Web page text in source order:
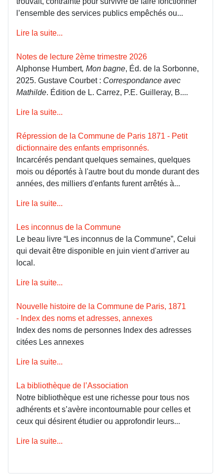
l’ensemble des services publics empêchés ou...
Lire la suite...
Notes de lecture 2ème trimestre 2026
Alphonse Humbert, Mon bagne, Éd. de la Sorbonne,
2025. Gustave Courbet : Correspondance avec
Mathilde. Édition de L. Carrez, P.E. Guilleray, B....
Lire la suite...
Répression de la Commune de Paris 1871 - Petit
dictionnaire des enfants emprisonnés.
Incarcérés pendant quelques semaines, quelques
mois ou déportés à l'autre bout du monde durant des
années, des milliers d'enfants furent arrêtés à...
Lire la suite...
Les inconnus de la Commune
Le beau livre “Les inconnus de la Commune”, Celui
qui devait être disponible en juin vient d'arriver au
local.
Lire la suite...
Nouvelle histoire de la Commune de Paris, 1871
- Index des noms et adresses, annexes
Index des noms de personnes Index des adresses
citées Les annexes
Lire la suite...
La bibliothèque de l’Association
Notre bibliothèque est une richesse pour tous nos
adhérents et s’avère incontournable pour celles et
ceux qui désirent étudier ou approfondir leurs...
Lire la suite...